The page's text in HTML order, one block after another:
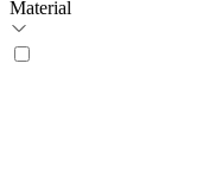
Material